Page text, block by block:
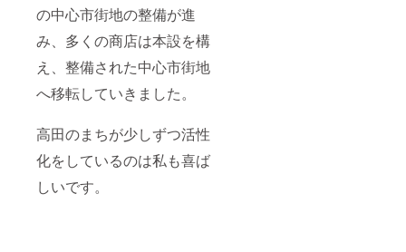
の中心市街地の整備が進
み、多くの商店は本設を構
え、整備された中心市街地
へ移転していきました。
高田のまちが少しずつ活性
化をしているのは私も喜ば
しいです。